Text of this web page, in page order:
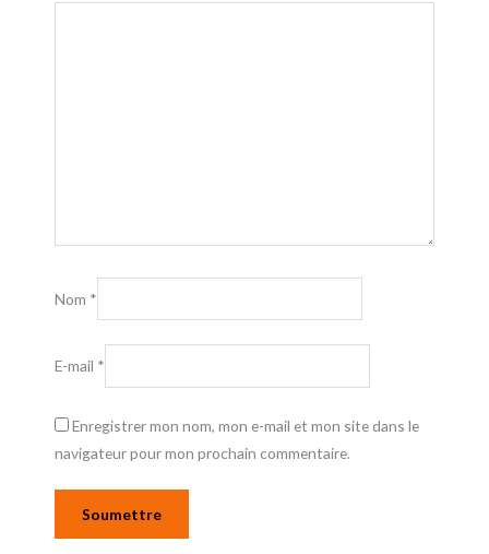
Nom *
E-mail *
Enregistrer mon nom, mon e-mail et mon site dans le
navigateur pour mon prochain commentaire.